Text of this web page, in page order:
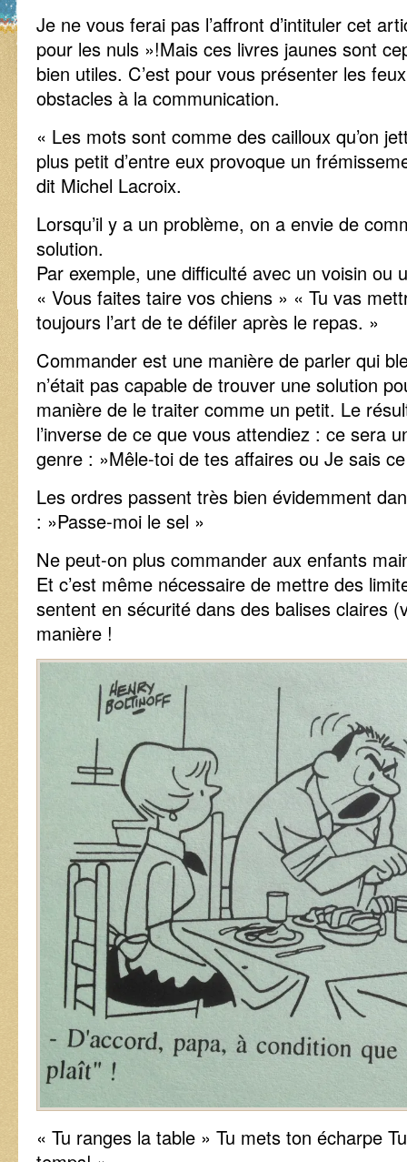
Je ne vous ferai pas l’affront d’intituler cet
pour les nuls »!Mais ces livres jaunes sont
bien utiles. C’est pour vous présenter les
obstacles à la communication.
« Les mots sont comme des cailloux qu’on
plus petit d’entre eux provoque un
dit Michel Lacroix.
Lorsqu’il y a un problème, on a envie de
solution.
Par exemple, une difficulté avec un voisin ou
« Vous faites taire vos chiens » « Tu vas
toujours l’art de te défiler après le repas. »
Commander est une manière de parler qui
n’était pas capable de trouver une solution
manière de le traiter comme un petit. Le
l’inverse de ce que vous attendiez : ce sera
genre : »Mêle-toi de tes affaires ou Je sais
Les ordres passent très bien évidemment
: »Passe-moi le sel »
Ne peut-on plus commander aux enfants
Et c’est même nécessaire de mettre des
sentent en sécurité dans des balises claires
manière !
« Tu ranges la table » Tu mets ton écharpe